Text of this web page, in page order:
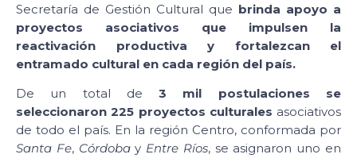
Secretaría de Gestión Cultural que brinda apoyo a
proyectos asociativos que impulsen la
reactivación productiva y fortalezcan el
entramado cultural en cada región del país.
De un total de3 mil postulaciones se
seleccionaron 225 proyectos culturales asociativos
de todo el país. En la región Centro, conformada por
Santa Fe, Córdobay Entre Ríos, se asignaron uno en